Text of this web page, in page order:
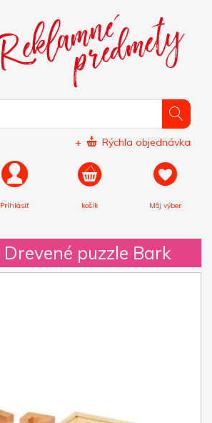
+ Rýchla objednávka
Prihlásiť košík Môj výber
Drevené puzzle Bark